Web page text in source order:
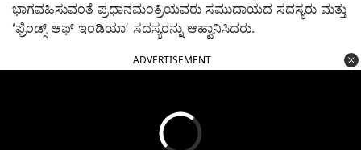
ಭಾಗವಹಿಸುವಂತೆ ಪ್ರಧಾನಮಂತ್ರಿಯವರು ಸಮುದಾಯದ ಸದಸ್ಯರು ಮತ್ತು
ʻಫ್ರೆಂಡ್ಸ್‌ ಆಫ್‌ ಇಂಡಿಯಾʼ ಸದಸ್ಯರನ್ನು ಆಹ್ವಾನಿಸಿದರು.
ADVERTISEMENT